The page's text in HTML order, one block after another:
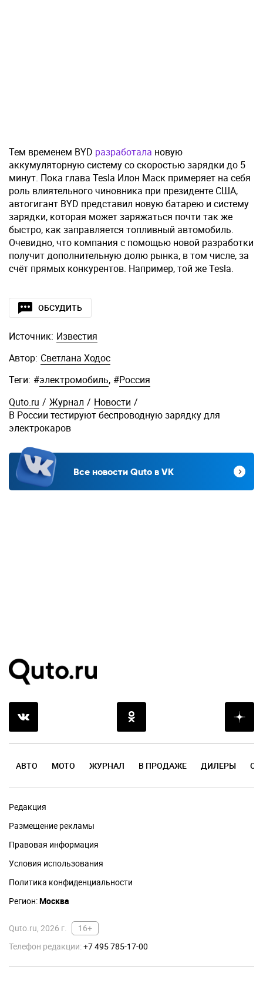
Тем временем BYD разработала новую
аккумуляторную систему со скоростью зарядки до 5
минут. Пока глава Tesla Илон Маск примеряет на себя
роль влиятельного чиновника при президенте США,
автогигант BYD представил новую батарею и систему
зарядки, которая может заряжаться почти так же
быстро, как заправляется топливный автомобиль.
Очевидно, что компания с помощью новой разработки
получит дополнительную долю рынка, в том числе, за
счёт прямых конкурентов. Например, той же Tesla.
ОБСУДИТЬ
Источник: Известия
Автор: Светлана Ходос
Теги: #электромобиль, #Россия
Quto.ru / Журнал / Новости /
В России тестируют беспроводную зарядку для
электрокаров
Все новости Quto в VK
АВТО МОТО ЖУРНАЛ В ПРОДАЖЕ ДИЛЕРЫ
Редакция
Размещение рекламы
Правовая информация
Условия использования
Политика конфиденциальности
Регион:Москва
Quto.ru, 2026 г.
16+
Телефон редакции:+7 495 785-17-00